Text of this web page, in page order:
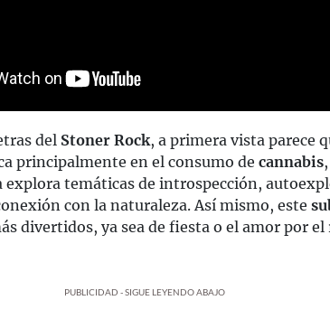
del Stoner Rock, a primera vista parece
principalmente en el consumo de cannabis
explora temáticas de introspección,
con la naturaleza. Así mismo, este
divertidos, ya sea de fiesta o el amor por el
PUBLICIDAD - SIGUE LEYENDO ABAJO